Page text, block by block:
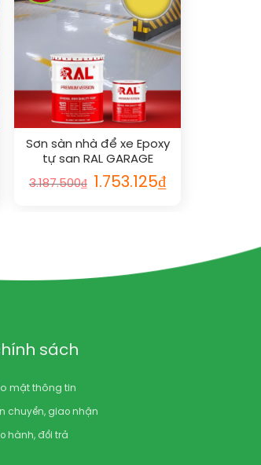
Sơn sàn nhà để xe Epoxy
tự san RAL GARAGE
GUARD SL 1018
3.187.500₫ 1.753.125₫
sách
mật thông tin
chuyển, giao nhận
hành, đổi trả